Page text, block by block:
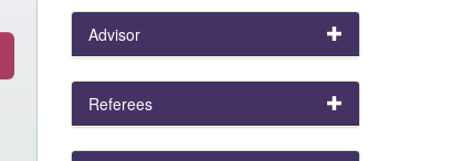
Advisor
Referees